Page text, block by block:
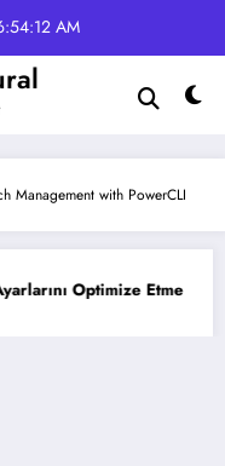
AM
Management with PowerCLI
Etme Microsoft